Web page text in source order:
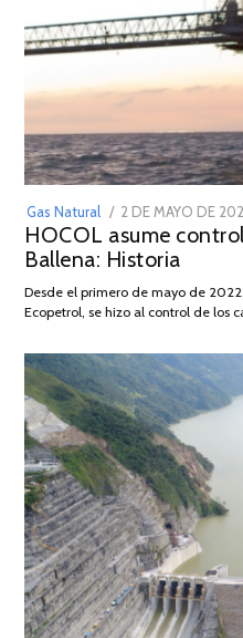
Gas Natural
POSTED
ON
2 DE MAYO DE
HOCOL asume
Ballena: Historia
Desde el primero de mayo de
Ecopetrol, se hizo al control de los